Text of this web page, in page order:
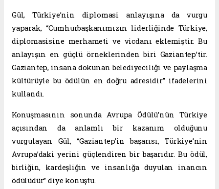
Gül, Türkiye’nin diplomasi anlayışına da vurgu
yaparak, “Cumhurbaşkanımızın liderliğinde Türkiye,
diplomasisine merhameti ve vicdanı eklemiştir. Bu
anlayışın en güçlü örneklerinden biri Gaziantep’tir.
Gaziantep, insana dokunan belediyeciliği ve paylaşma
kültürüyle bu ödülün en doğru adresidir” ifadelerini
kullandı.
Konuşmasının sonunda Avrupa Ödülü’nün Türkiye
açısından da anlamlı bir kazanım olduğunu
vurgulayan Gül, “Gaziantep’in başarısı, Türkiye’nin
Avrupa’daki yerini güçlendiren bir başarıdır. Bu ödül,
birliğin, kardeşliğin ve insanlığa duyulan inancın
ödülüdür” diye konuştu.